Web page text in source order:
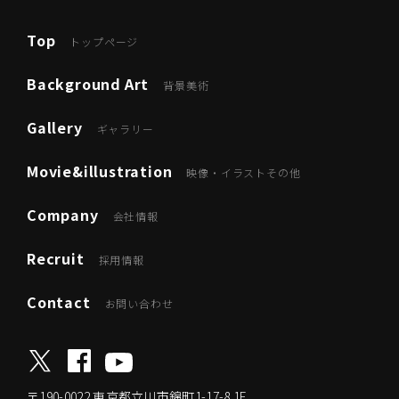
Top トップページ
Background Art 背景美術
Gallery ギャラリー
Movie&illustration 映像・イラストその他
Company 会社情報
Recruit 採用情報
Contact お問い合わせ